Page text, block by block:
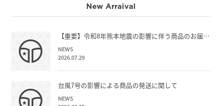
New Arraival
【重要】令和8年熊本地震の影響に伴う商品のお届…
NEWS
2026.07.29
台風7号の影響による商品の発送に関して
NEWS